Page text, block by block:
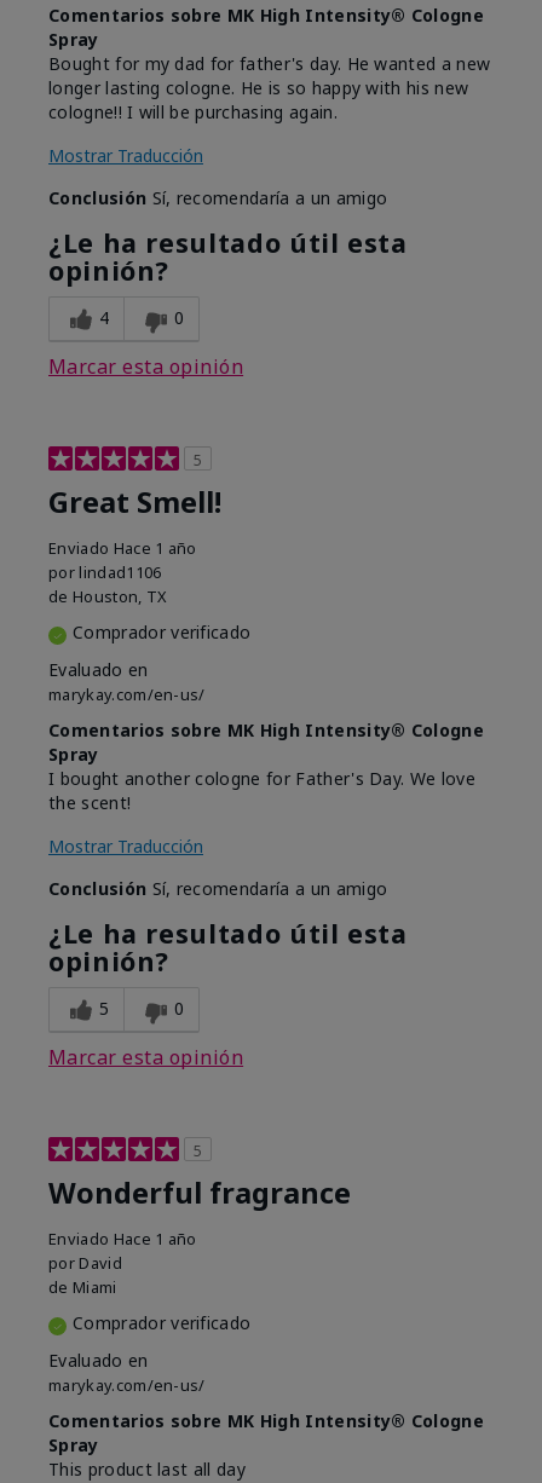
Comentarios sobre MK High Intensity® Cologne
Spray
Bought for my dad for father's day. He wanted a new
longer lasting cologne. He is so happy with his new
cologne!! I will be purchasing again.
Mostrar Traducción
Conclusión Sí, recomendaría a un amigo
¿Le ha resultado útil esta
opinión?
4 0
Marcar esta opinión
5
Great Smell!
Enviado Hace 1 año
por lindad1106
de Houston, TX
Comprador verificado
Evaluado en
marykay.com/en-us/
Comentarios sobre MK High Intensity® Cologne
Spray
I bought another cologne for Father's Day. We love
the scent!
Mostrar Traducción
Conclusión Sí, recomendaría a un amigo
¿Le ha resultado útil esta
opinión?
5 0
Marcar esta opinión
5
Wonderful fragrance
Enviado Hace 1 año
por David
de Miami
Comprador verificado
Evaluado en
marykay.com/en-us/
Comentarios sobre MK High Intensity® Cologne
Spray
This product last all day